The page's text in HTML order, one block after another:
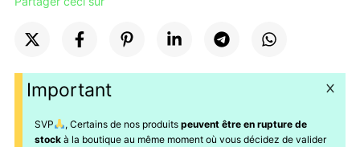
Important
SVP , Certains de nos produits peuvent être en rupture de
stock à la boutique au même moment où vous décidez de valider